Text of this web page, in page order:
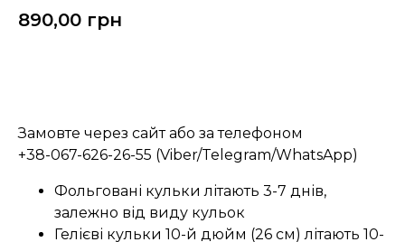
890,00 грн
Замовте через сайт або за телефоном
+38-067-626-26-55 (Viber/Telegram/WhatsApp)
Фольговані кульки літають 3-7 днів,
залежно від виду кульок
Гелієві кульки 10-й дюйм (26 см) літають 10-